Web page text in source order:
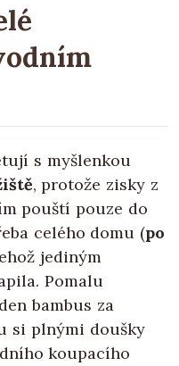
s myšlenkou
, protože zisky z
pouští pouze do
celého domu (po
jediným
Pomalu
bambus za
si plnými doušky
koupacího